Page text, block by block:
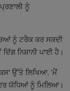
ਨੂੰ
ਨੂੰ ਟਰੈਕ ਕਰ ਸਕਦੀ
ਨਿਸ਼ਾਨੀ ਪਾਈ ਹੈ।
ਉੱਤੇ ਲਿਖਿਆ, ‘ਮੈਂ
ਯੋਧਿਆਂ ਨੂੰ ਮਿਲਿਆ।